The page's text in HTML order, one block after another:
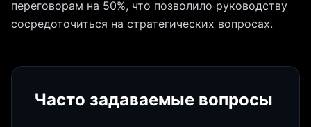
переговорам на 50%, что позволило руководству
сосредоточиться на стратегических вопросах.
Часто задаваемые вопросы